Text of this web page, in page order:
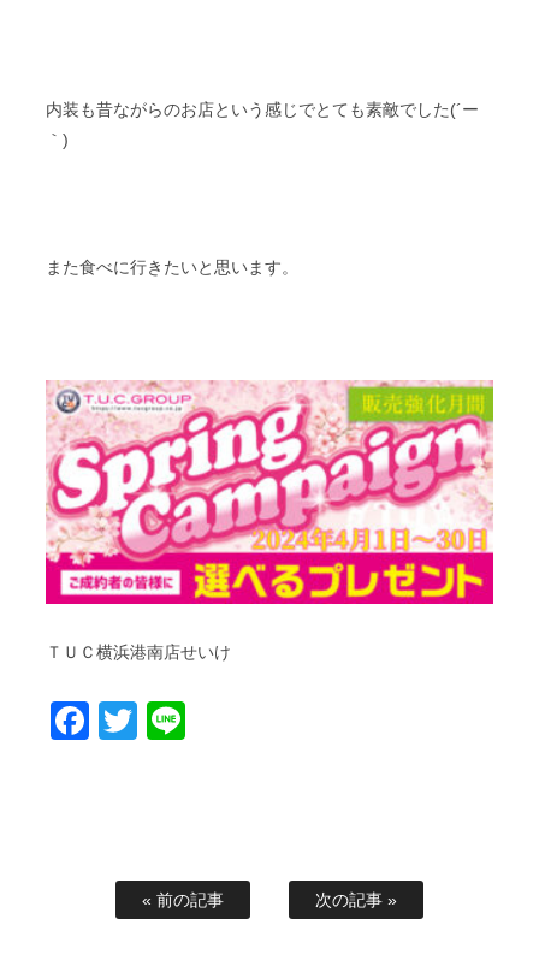
内装も昔ながらのお店という感じでとても素敵でした(´ー
｀)
また食べに行きたいと思います。
ＴＵＣ横浜港南店せいけ
Facebook
Twitter
« 前の記事 次の記事 »